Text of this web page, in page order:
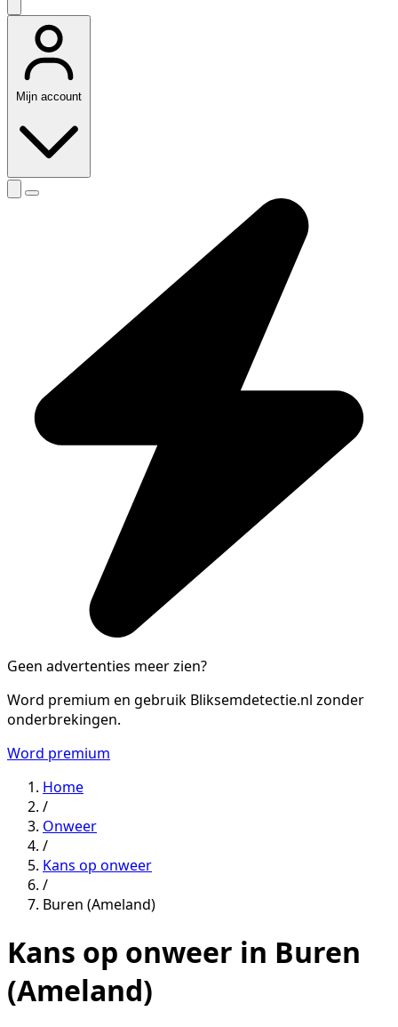
Mijn account
Geen advertenties meer zien?
Word premium en gebruik Bliksemdetectie.nl zonder
onderbrekingen.
Word premium
Home
/
Onweer
/
Kans op onweer
/
Buren (Ameland)
Kans op onweer in Buren
(Ameland)